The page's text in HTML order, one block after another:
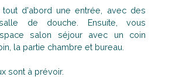
tout d'abord une entrée, avec des
de douche. Ensuite, vous
salon séjour avec un coin
la partie chambre et bureau.
sont à prévoir.